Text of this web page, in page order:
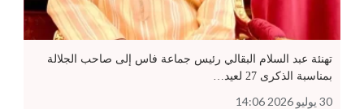
تهنئة عبد السلام البقالي رئيس جماعة فاس إلى صاحب الجلالة
بمناسبة الذكرى 27 لعيد…
30 يوليو 2026 14:06